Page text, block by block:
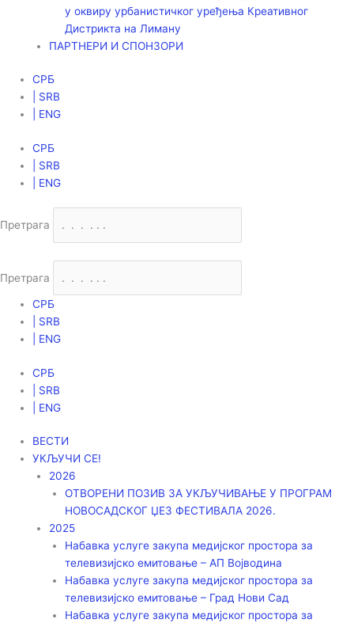
у оквиру урбанистичког уређења Креативног
Дистрикта на Лиману
ПАРТНЕРИ И СПОНЗОРИ
СРБ
| SRB
| ENG
СРБ
| SRB
| ENG
Претрага
Претрага
СРБ
| SRB
| ENG
СРБ
| SRB
| ENG
ВЕСТИ
УКЉУЧИ СЕ!
2026
ОТВОРЕНИ ПОЗИВ ЗА УКЉУЧИВАЊЕ У ПРОГРАМ
НОВОСАДСКОГ ЏЕЗ ФЕСТИВАЛА 2026.
2025
Набавка услуге закупа медијског простора за
телевизијско емитовање – АП Војводинa
Набавка услуге закупа медијског простора за
телевизијско емитовање – Град Нови Сад
Набавка услуге закупа медијског простора за